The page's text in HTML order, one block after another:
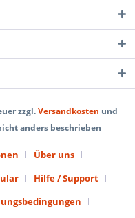
zzgl.Versandkosten und
anders beschrieben
Über uns
Hilfe / Support